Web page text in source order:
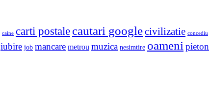
caine carti postale cautari googlecivilizatie concediu
iubire job mancare metrou muzica nesimtire oameni pieton